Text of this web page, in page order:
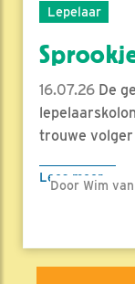
Lepelaar
16.07.26 De
trouwe volger
Lees meer
Door Wim